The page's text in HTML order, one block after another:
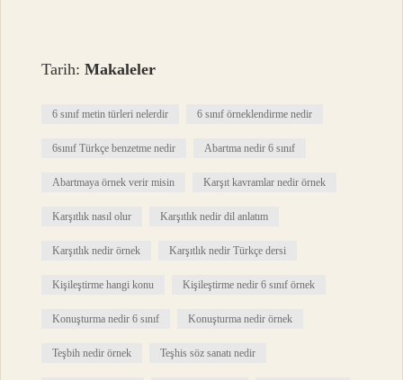
Tarih:Makaleler
6 sınıf metin türleri nelerdir 6 sınıf örneklendirme nedir
6sınıf Türkçe benzetme nedir Abartma nedir 6 sınıf
Abartmaya örnek verir misin Karşıt kavramlar nedir örnek
Karşıtlık nasıl olur Karşıtlık nedir dil anlatım
Karşıtlık nedir örnek Karşıtlık nedir Türkçe dersi
Kişileştirme hangi konu Kişileştirme nedir 6 sınıf örnek
Konuşturma nedir 6 sınıf Konuşturma nedir örnek
Teşbih nedir örnek Teşhis söz sanatı nedir